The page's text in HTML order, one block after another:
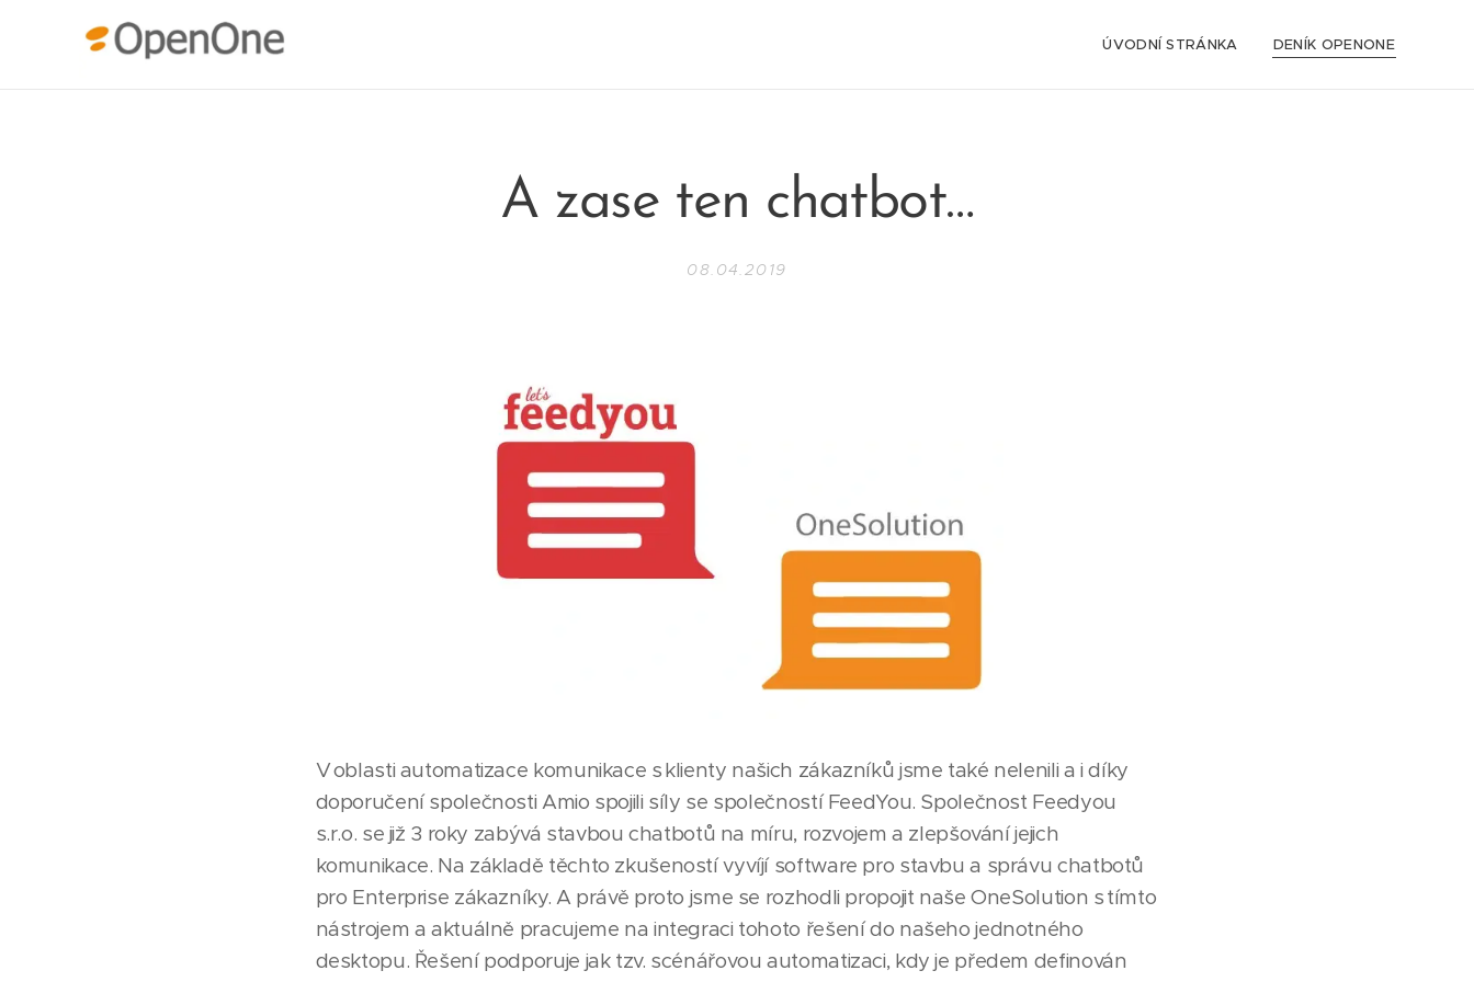
ÚVODNÍ STRÁNKA DENÍK OPENONE
A zase ten chatbot…
08.04.2019
V oblasti automatizace komunikace s klienty našich zákazníků jsme také nelenili a i díky
doporučení společnosti Amio spojili síly se společností FeedYou. Společnost Feedyou
s.r.o. se již 3 roky zabývá stavbou chatbotů na míru, rozvojem a zlepšování jejich
komunikace. Na základě těchto zkušeností vyvíjí software pro stavbu a správu chatbotů
pro Enterprise zákazníky. A právě proto jsme se rozhodli propojit naše OneSolution s tímto
nástrojem a aktuálně pracujeme na integraci tohoto řešení do našeho jednotného
desktopu. Řešení podporuje jak tzv. scénářovou automatizaci, kdy je předem definován